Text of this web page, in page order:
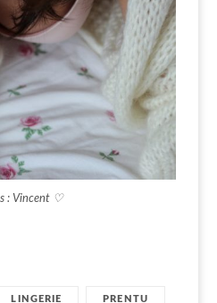
: Vincent ♡
LINGERIE PRENTU